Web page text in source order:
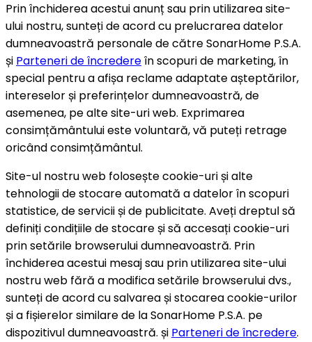
Prin închiderea acestui anunț sau prin utilizarea site-
ului nostru, sunteți de acord cu prelucrarea datelor
dumneavoastră personale de către SonarHome P.S.A.
și Parteneri de încredereîn scopuri de marketing, în
special pentru a afișa reclame adaptate așteptărilor,
intereselor și preferințelor dumneavoastră, de
asemenea, pe alte site-uri web. Exprimarea
consimțământului este voluntară, vă puteți retrage
oricând consimțământul.
Site-ul nostru web folosește cookie-uri și alte
tehnologii de stocare automată a datelor în scopuri
statistice, de servicii și de publicitate. Aveți dreptul să
definiți condițiile de stocare și să accesați cookie-uri
prin setările browserului dumneavoastră. Prin
închiderea acestui mesaj sau prin utilizarea site-ului
nostru web fără a modifica setările browserului dvs.,
sunteți de acord cu salvarea și stocarea cookie-urilor
și a fișierelor similare de la SonarHome P.S.A. pe
dispozitivul dumneavoastră. și Parteneri de încredere.